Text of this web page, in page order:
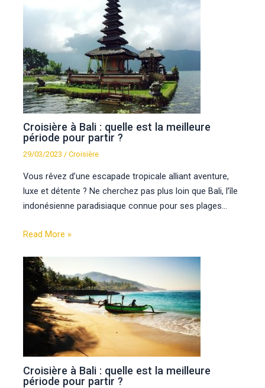
Croisière à Bali : quelle est la meilleure
période pour partir ?
29/03/2023/Croisière
Vous rêvez d’une escapade tropicale alliant aventure,
luxe et détente ? Ne cherchez pas plus loin que Bali, l’île
indonésienne paradisiaque connue pour ses plages…
Read More »
Croisière à Bali : quelle est la meilleure
période pour partir ?